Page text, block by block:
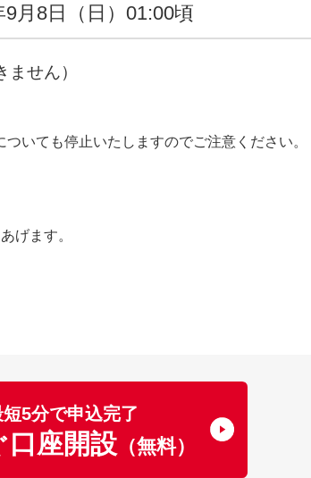
9月8日（日）01:00頃
せん）
いても停止いたしますのでご注意ください。
げます。
5分で申込完了
口座開設 （無料）